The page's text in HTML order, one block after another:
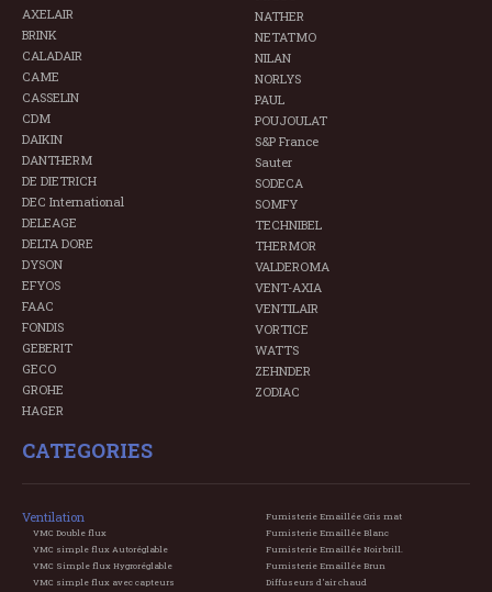
AXELAIR
BRINK
CALADAIR
CAME
CASSELIN
CDM
DAIKIN
DANTHERM
DE DIETRICH
DEC International
DELEAGE
DELTA DORE
DYSON
EFYOS
FAAC
FONDIS
GEBERIT
GECO
GROHE
HAGER
NATHER
NETATMO
NILAN
NORLYS
PAUL
POUJOULAT
S&P France
Sauter
SODECA
SOMFY
TECHNIBEL
THERMOR
VALDEROMA
VENT-AXIA
VENTILAIR
VORTICE
WATTS
ZEHNDER
ZODIAC
CATEGORIES
Ventilation
VMC Double flux
VMC simple flux Autoréglable
VMC Simple flux Hygroréglable
VMC simple flux avec capteurs
Fumisterie Emaillée Gris mat
Fumisterie Emaillée Blanc
Fumisterie Emaillée Noir brill.
Fumisterie Emaillée Brun
Diffuseurs d'air chaud